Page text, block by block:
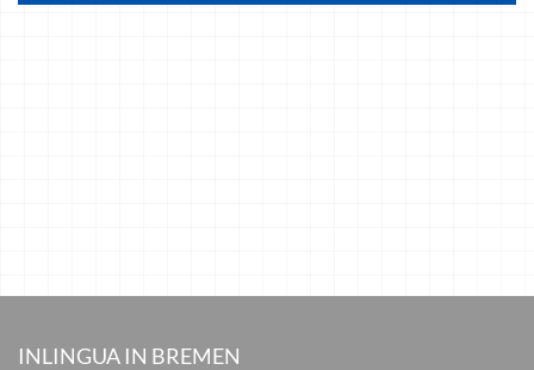
INLINGUA IN BREMEN